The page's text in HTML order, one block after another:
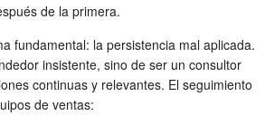
de la primera.
fundamental: la persistencia mal aplicada.
insistente, sino de ser un consultor
continuas y relevantes. El seguimiento
de ventas: